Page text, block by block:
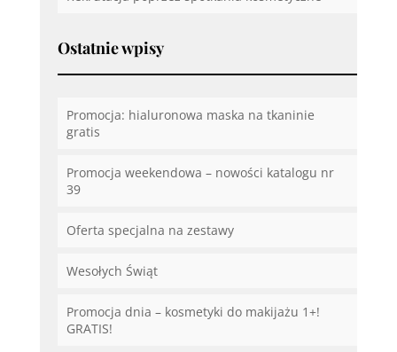
Ostatnie wpisy
Promocja: hialuronowa maska na tkaninie
gratis
Promocja weekendowa – nowości katalogu nr
39
Oferta specjalna na zestawy
Wesołych Świąt
Promocja dnia – kosmetyki do makijażu 1+!
GRATIS!